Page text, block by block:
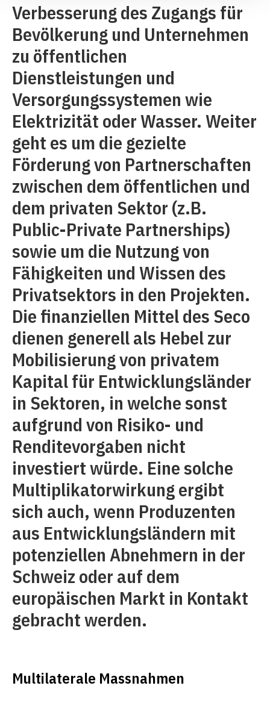
Verbesserung des Zugangs für
Bevölkerung und Unternehmen
zu öffentlichen
Dienstleistungen und
Versorgungssystemen wie
Elektrizität oder Wasser. Weiter
geht es um die gezielte
Förderung von Partnerschaften
zwischen dem öffentlichen und
dem privaten Sektor (z.B.
Public-Private Partnerships)
sowie um die Nutzung von
Fähigkeiten und Wissen des
Privatsektors in den Projekten.
Die finanziellen Mittel des Seco
dienen generell als Hebel zur
Mobilisierung von privatem
Kapital für Entwicklungsländer
in Sektoren, in welche sonst
aufgrund von Risiko- und
Renditevorgaben nicht
investiert würde. Eine solche
Multiplikatorwirkung ergibt
sich auch, wenn Produzenten
aus Entwicklungsländern mit
potenziellen Abnehmern in der
Schweiz oder auf dem
europäischen Markt in Kontakt
gebracht werden.
Multilaterale Massnahmen